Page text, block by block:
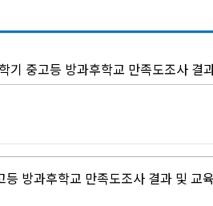
기 중고등 방과후학교 만족도조사 결
방과후학교 만족도조사 결과 및 교